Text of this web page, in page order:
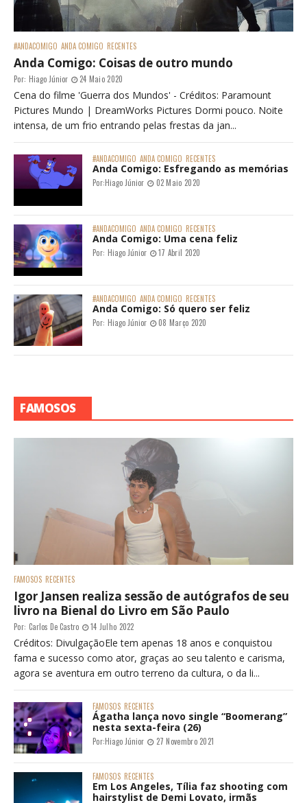
#ANDACOMIGO ANDA COMIGO RECENTES
Anda Comigo: Coisas de outro mundo
Por: Hiago Júnior 24 Maio 2020
Cena do filme 'Guerra dos Mundos' - Créditos: Paramount
Pictures Mundo | DreamWorks Pictures Dormi pouco. Noite
intensa, de um frio entrando pelas frestas da jan...
#ANDACOMIGO ANDA COMIGO RECENTES
Anda Comigo: Esfregando as memórias
Por:Hiago Júnior 02 Maio 2020
#ANDACOMIGO ANDA COMIGO RECENTES
Anda Comigo: Uma cena feliz
Por: Hiago Júnior 17 Abril 2020
#ANDACOMIGO ANDA COMIGO RECENTES
Anda Comigo: Só quero ser feliz
Por: Hiago Júnior 08 Março 2020
FAMOSOS
FAMOSOS RECENTES
Igor Jansen realiza sessão de autógrafos de seu
livro na Bienal do Livro em São Paulo
Por: Carlos De Castro 14 Julho 2022
Créditos: DivulgaçãoEle tem apenas 18 anos e conquistou
fama e sucesso como ator, graças ao seu talento e carisma,
agora se aventura em outro terreno da cultura, o da li...
FAMOSOS RECENTES
Ágatha lança novo single “Boomerang”
nesta sexta-feira (26)
Por:Hiago Júnior 27 Novembro 2021
FAMOSOS RECENTES
Em Los Angeles, Tília faz shooting com
hairstylist de Demi Lovato, irmãs